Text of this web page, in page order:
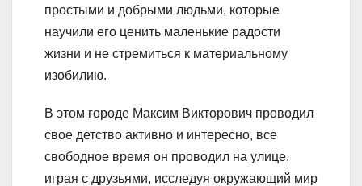
простыми и добрыми людьми, которые
научили его ценить маленькие радости
жизни и не стремиться к материальному
изобилию.
В этом городе Максим Викторович проводил
свое детство активно и интересно, все
свободное время он проводил на улице,
играя с друзьями, исследуя окружающий мир